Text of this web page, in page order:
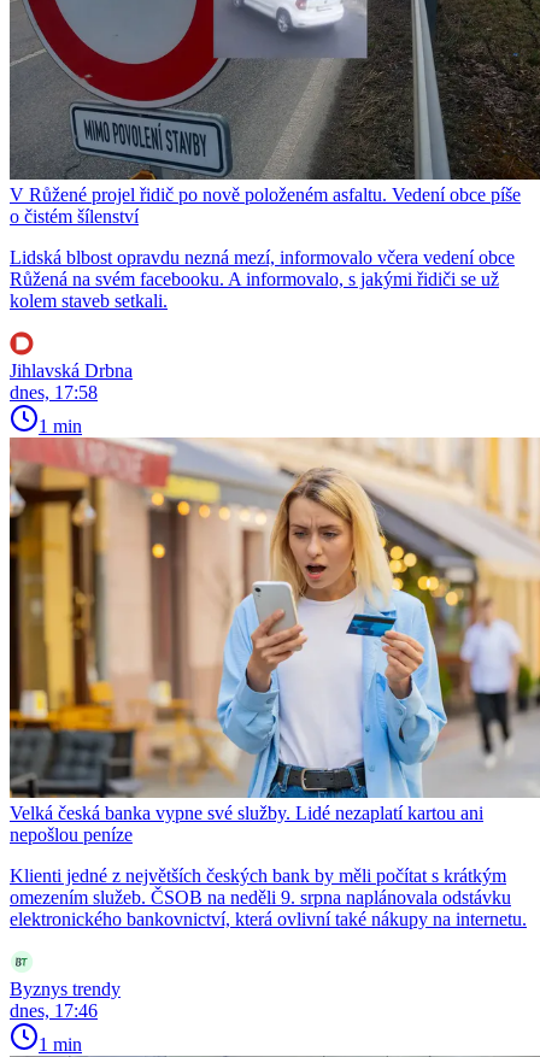
V Růžené projel řidič po nově položeném asfaltu. Vedení obce píše
o čistém šílenství
Lidská blbost opravdu nezná mezí, informovalo včera vedení obce
Růžená na svém facebooku. A informovalo, s jakými řidiči se už
kolem staveb setkali.
Jihlavská Drbna
dnes, 17:58
1 min
Velká česká banka vypne své služby. Lidé nezaplatí kartou ani
nepošlou peníze
Klienti jedné z největších českých bank by měli počítat s krátkým
omezením služeb. ČSOB na neděli 9. srpna naplánovala odstávku
elektronického bankovnictví, která ovlivní také nákupy na internetu.
Byznys trendy
dnes, 17:46
1 min